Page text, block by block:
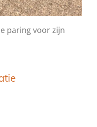
paring voor zijn